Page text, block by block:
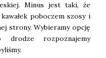
Minus jest taki, że
poboczem szosy i
strony. Wybieramy opcję
rozpoznajemy